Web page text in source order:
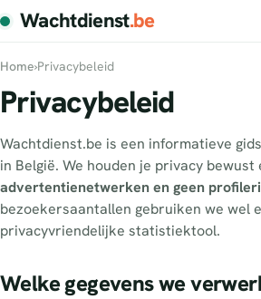
Wachtdienst.be
Home›Privacybeleid
Privacybeleid
Wachtdienst.be is een informatieve
in België. We houden je privacy bewust
advertentienetwerken en geen
bezoekersaantallen gebruiken we wel
privacyvriendelijke statistiektool.
Welke gegevens we